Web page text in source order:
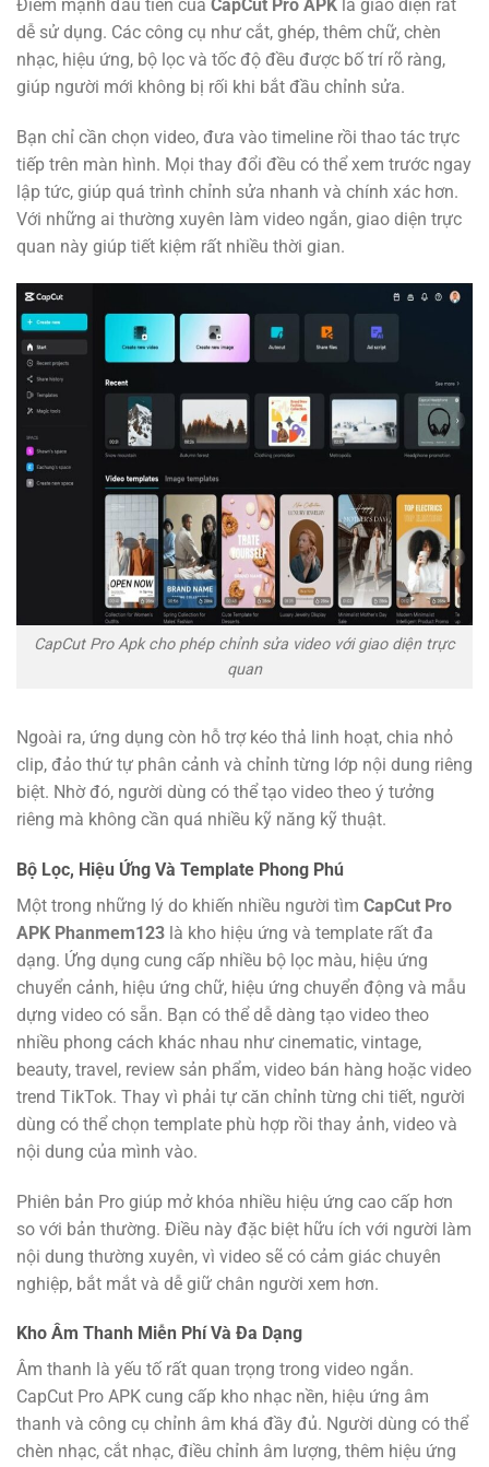
Điểm mạnh đầu tiên của CapCut Pro APK là giao diện rất
dễ sử dụng. Các công cụ như cắt, ghép, thêm chữ, chèn
nhạc, hiệu ứng, bộ lọc và tốc độ đều được bố trí rõ ràng,
giúp người mới không bị rối khi bắt đầu chỉnh sửa.
Bạn chỉ cần chọn video, đưa vào timeline rồi thao tác trực
tiếp trên màn hình. Mọi thay đổi đều có thể xem trước ngay
lập tức, giúp quá trình chỉnh sửa nhanh và chính xác hơn.
Với những ai thường xuyên làm video ngắn, giao diện trực
quan này giúp tiết kiệm rất nhiều thời gian.
CapCut Pro Apk cho phép chỉnh sửa video với giao diện trực
quan
Ngoài ra, ứng dụng còn hỗ trợ kéo thả linh hoạt, chia nhỏ
clip, đảo thứ tự phân cảnh và chỉnh từng lớp nội dung riêng
biệt. Nhờ đó, người dùng có thể tạo video theo ý tưởng
riêng mà không cần quá nhiều kỹ năng kỹ thuật.
Bộ Lọc, Hiệu Ứng Và Template Phong Phú
Một trong những lý do khiến nhiều người tìm CapCut Pro
APK Phanmem123 là kho hiệu ứng và template rất đa
dạng. Ứng dụng cung cấp nhiều bộ lọc màu, hiệu ứng
chuyển cảnh, hiệu ứng chữ, hiệu ứng chuyển động và mẫu
dựng video có sẵn. Bạn có thể dễ dàng tạo video theo
nhiều phong cách khác nhau như cinematic, vintage,
beauty, travel, review sản phẩm, video bán hàng hoặc video
trend TikTok. Thay vì phải tự căn chỉnh từng chi tiết, người
dùng có thể chọn template phù hợp rồi thay ảnh, video và
nội dung của mình vào.
Phiên bản Pro giúp mở khóa nhiều hiệu ứng cao cấp hơn
so với bản thường. Điều này đặc biệt hữu ích với người làm
nội dung thường xuyên, vì video sẽ có cảm giác chuyên
nghiệp, bắt mắt và dễ giữ chân người xem hơn.
Kho Âm Thanh Miễn Phí Và Đa Dạng
Âm thanh là yếu tố rất quan trọng trong video ngắn.
CapCut Pro APK cung cấp kho nhạc nền, hiệu ứng âm
thanh và công cụ chỉnh âm khá đầy đủ. Người dùng có thể
chèn nhạc, cắt nhạc, điều chỉnh âm lượng, thêm hiệu ứng